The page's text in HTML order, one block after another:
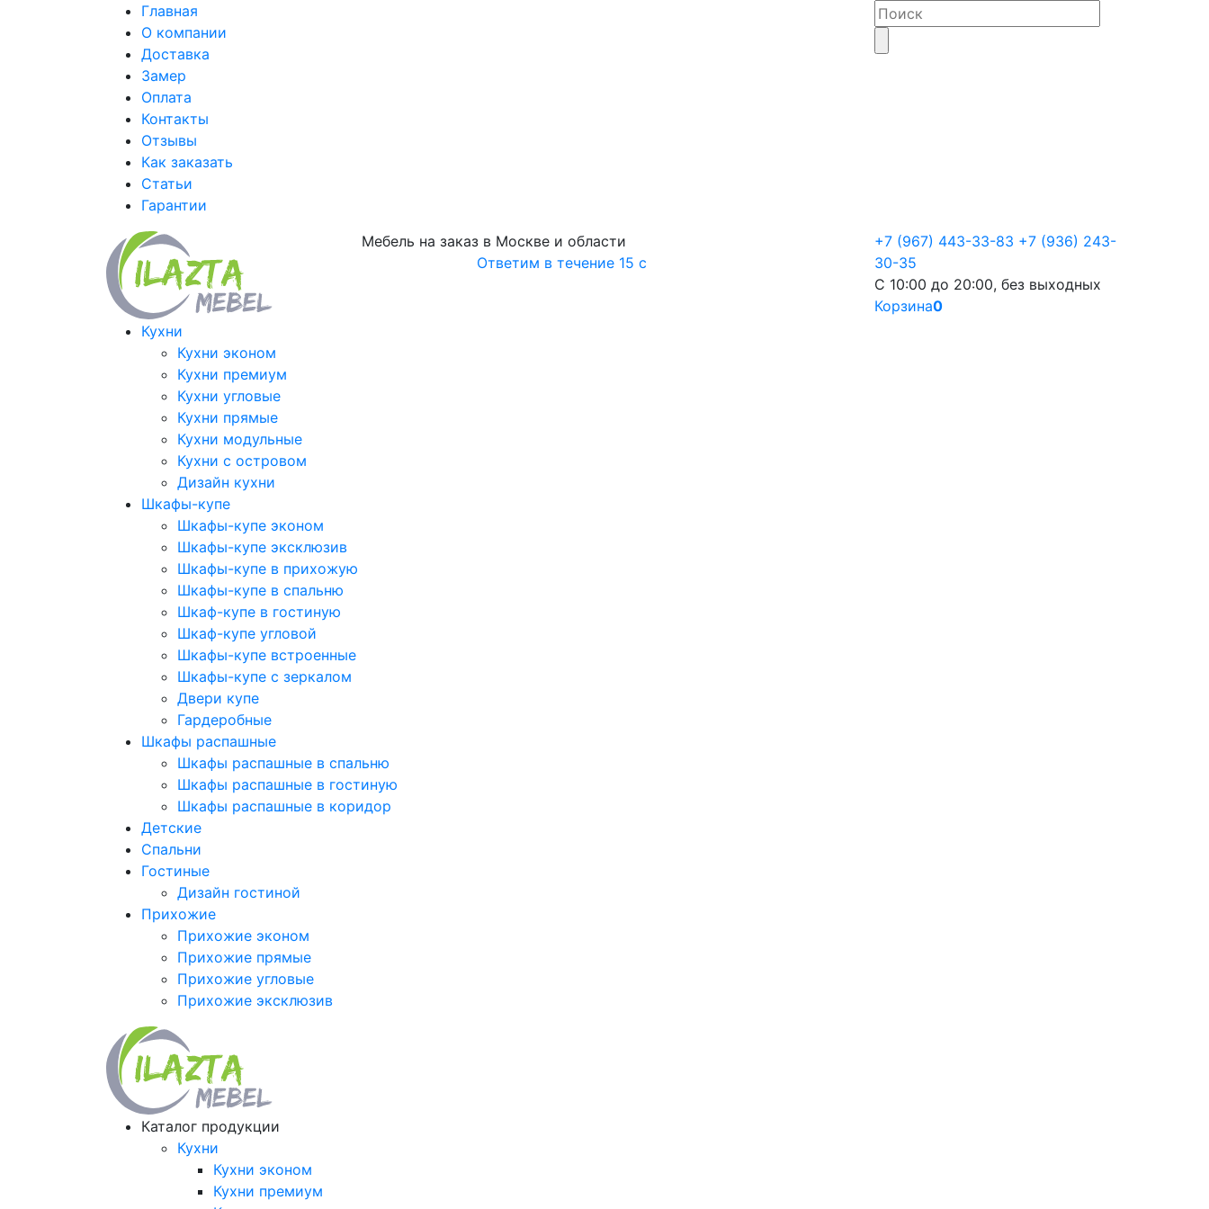
Главная
О компании
Доставка
Замер
Оплата
Контакты
Отзывы
Как заказать
Статьи
Гарантии
Мебель на заказ в Москве и области
Ответим в течение 15 с
+7 (967) 443-33-83 +7 (936) 243-
30-35
С 10:00 до 20:00, без выходных
Корзина0
Кухни
Кухни эконом
Кухни премиум
Кухни угловые
Кухни прямые
Кухни модульные
Кухни с островом
Дизайн кухни
Шкафы-купе
Шкафы-купе эконом
Шкафы-купе эксклюзив
Шкафы-купе в прихожую
Шкафы-купе в спальню
Шкаф-купе в гостиную
Шкаф-купе угловой
Шкафы-купе встроенные
Шкафы-купе с зеркалом
Двери купе
Гардеробные
Шкафы распашные
Шкафы распашные в спальню
Шкафы распашные в гостиную
Шкафы распашные в коридор
Детские
Спальни
Гостиные
Дизайн гостиной
Прихожие
Прихожие эконом
Прихожие прямые
Прихожие угловые
Прихожие эксклюзив
Каталог продукции
Кухни
Кухни эконом
Кухни премиум